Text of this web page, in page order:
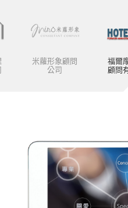
米蘿形象顧問
公司
福爾
顧問